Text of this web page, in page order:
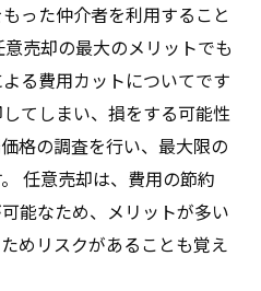
った仲介者を利用すること
売却の最大のメリットでも
る費用カットについてです
てしまい、損をする可能性
格の調査を行い、最大限の
任意売却は、費用の節約
能なため、メリットが多い
めリスクがあることも覚え